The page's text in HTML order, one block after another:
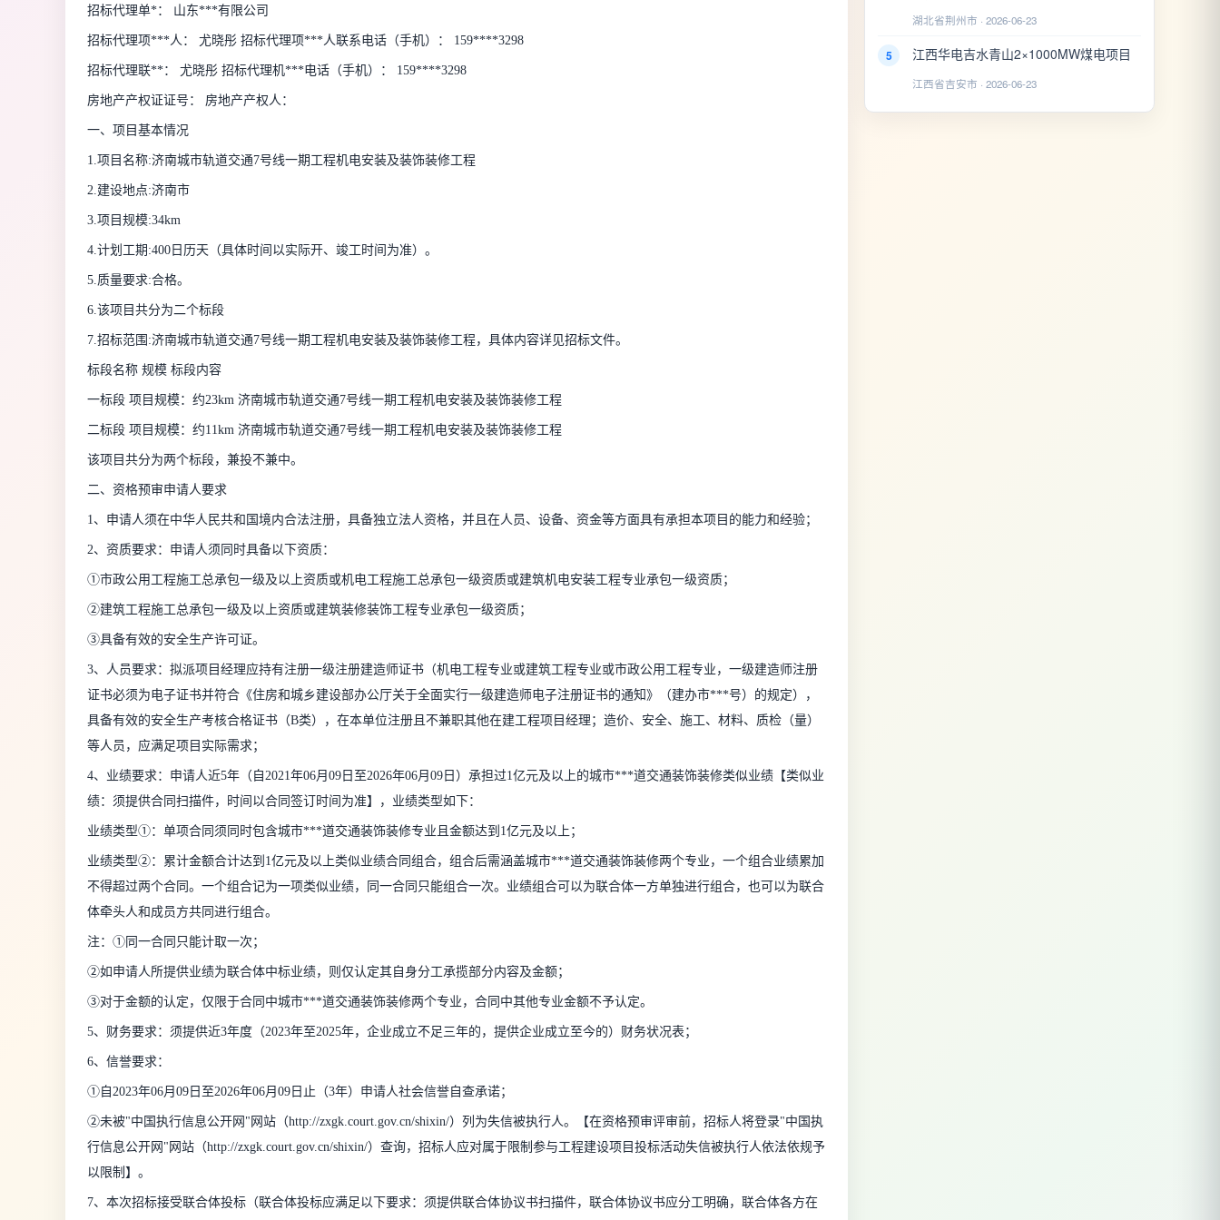
招标代理单*： 山东***有限公司
招标代理项***人： 尤晓彤 招标代理项***人联系电话（手机）： 159****3298
招标代理联**： 尤晓彤 招标代理机***电话（手机）： 159****3298
房地产产权证证号： 房地产产权人：
一、项目基本情况
1.项目名称:济南城市轨道交通7号线一期工程机电安装及装饰装修工程
2.建设地点:济南市
3.项目规模:34km
4.计划工期:400日历天（具体时间以实际开、竣工时间为准）。
5.质量要求:合格。
6.该项目共分为二个标段
7.招标范围:济南城市轨道交通7号线一期工程机电安装及装饰装修工程，具体内容详见招标文件。
标段名称 规模 标段内容
一标段 项目规模：约23km 济南城市轨道交通7号线一期工程机电安装及装饰装修工程
二标段 项目规模：约11km 济南城市轨道交通7号线一期工程机电安装及装饰装修工程
该项目共分为两个标段，兼投不兼中。
二、资格预审申请人要求
1、申请人须在中华人民共和国境内合法注册，具备独立法人资格，并且在人员、设备、资金等方面具有承担本项目的能力和经验；
2、资质要求：申请人须同时具备以下资质：
①市政公用工程施工总承包一级及以上资质或机电工程施工总承包一级资质或建筑机电安装工程专业承包一级资质；
②建筑工程施工总承包一级及以上资质或建筑装修装饰工程专业承包一级资质；
③具备有效的安全生产许可证。
3、人员要求：拟派项目经理应持有注册一级注册建造师证书（机电工程专业或建筑工程专业或市政公用工程专业，一级建造师注册
证书必须为电子证书并符合《住房和城乡建设部办公厅关于全面实行一级建造师电子注册证书的通知》（建办市***号）的规定），
具备有效的安全生产考核合格证书（B类），在本单位注册且不兼职其他在建工程项目经理；造价、安全、施工、材料、质检（量）
等人员，应满足项目实际需求；
4、业绩要求：申请人近5年（自2021年06月09日至2026年06月09日）承担过1亿元及以上的城市***道交通装饰装修类似业绩【类似业
绩：须提供合同扫描件，时间以合同签订时间为准】，业绩类型如下：
业绩类型①：单项合同须同时包含城市***道交通装饰装修专业且金额达到1亿元及以上；
业绩类型②：累计金额合计达到1亿元及以上类似业绩合同组合，组合后需涵盖城市***道交通装饰装修两个专业，一个组合业绩累加
不得超过两个合同。一个组合记为一项类似业绩，同一合同只能组合一次。业绩组合可以为联合体一方单独进行组合，也可以为联合
体牵头人和成员方共同进行组合。
注：①同一合同只能计取一次；
②如申请人所提供业绩为联合体中标业绩，则仅认定其自身分工承揽部分内容及金额；
③对于金额的认定，仅限于合同中城市***道交通装饰装修两个专业，合同中其他专业金额不予认定。
5、财务要求：须提供近3年度（2023年至2025年，企业成立不足三年的，提供企业成立至今的）财务状况表；
6、信誉要求：
①自2023年06月09日至2026年06月09日止（3年）申请人社会信誉自查承诺；
②未被"中国执行信息公开网"网站（http://zxgk.court.gov.cn/shixin/）列为失信被执行人。【在资格预审评审前，招标人将登录"中国执
行信息公开网"网站（http://zxgk.court.gov.cn/shixin/）查询，招标人应对属于限制参与工程建设项目投标活动失信被执行人依法依规予
以限制】。
7、本次招标接受联合体投标（联合体投标应满足以下要求：须提供联合体协议书扫描件，联合体协议书应分工明确，联合体各方在
湖北省荆州市 · 2026-06-23
5 江西华电吉水青山2×1000MW煤电项目
江西省吉安市 · 2026-06-23